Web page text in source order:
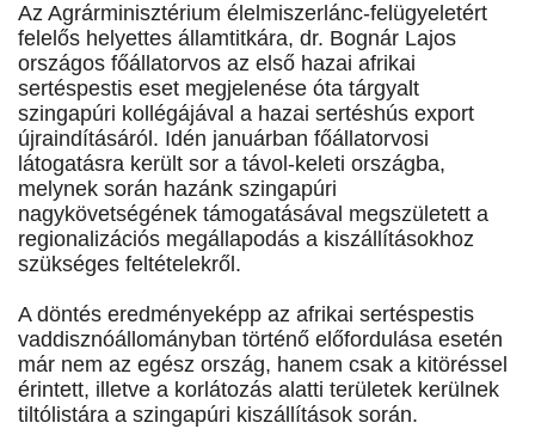
Az Agrárminisztérium élelmiszerlánc-felügyeletért
felelős helyettes államtitkára, dr. Bognár Lajos
országos főállatorvos az első hazai afrikai
sertéspestis eset megjelenése óta tárgyalt
szingapúri kollégájával a hazai sertéshús export
újraindításáról. Idén januárban főállatorvosi
látogatásra került sor a távol-keleti országba,
melynek során hazánk szingapúri
nagykövetségének támogatásával megszületett a
regionalizációs megállapodás a kiszállításokhoz
szükséges feltételekről.
A döntés eredményeképp az afrikai sertéspestis
vaddisznóállományban történő előfordulása esetén
már nem az egész ország, hanem csak a kitöréssel
érintett, illetve a korlátozás alatti területek kerülnek
tiltólistára a szingapúri kiszállítások során.